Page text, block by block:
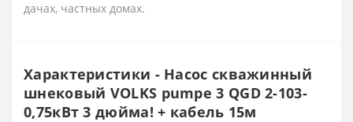
дачах, частных домах.
Характеристики - Насос скважинный
шнековый VOLKS pumpe 3 QGD 2-103-
0,75кВт 3 дюйма! + кабель 15м